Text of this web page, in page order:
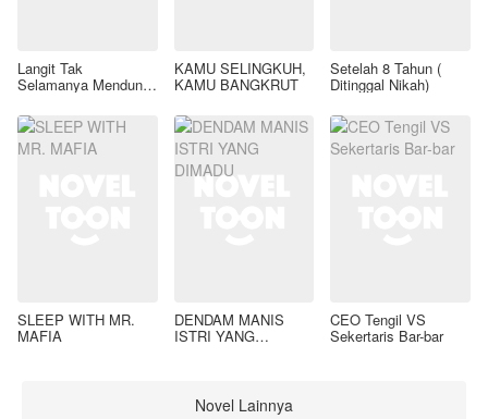
Langit Tak
Selamanya Mendung,
KAMU SELINGKUH,
KAMU BANGKRUT
Setelah 8 Tahun (
Ditinggal Nikah)
SLEEP WITH MR.
MAFIA
DENDAM MANIS
ISTRI YANG
CEO Tengil VS
Sekertaris Bar-bar
Novel Lainnya